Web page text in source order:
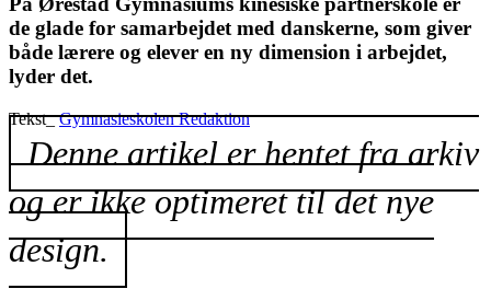
de glade for samarbejdet med danskerne, som giver
både lærere og elever en ny dimension i arbejdet,
lyder det.
Tekst_Gymnasieskolen Redaktion
Denne artikel er hentet fra arkiv
og er ikke optimeret til det nye
design.